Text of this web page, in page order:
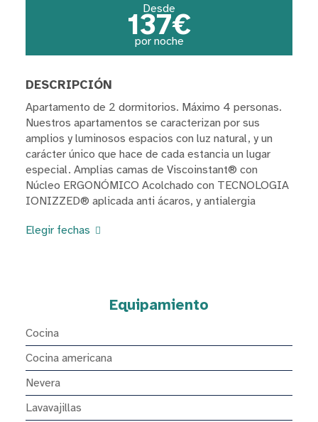
Desde
137€
por noche
DESCRIPCIÓN
Apartamento de 2 dormitorios. Máximo 4 personas.
Nuestros apartamentos se caracterizan por sus
amplios y luminosos espacios con luz natural, y un
carácter único que hace de cada estancia un lugar
especial. Amplias camas de Viscoinstant® con
Núcleo ERGONÓMICO Acolchado con TECNOLOGIA
IONIZZED® aplicada anti ácaros, y antialergia
Elegir fechas
Equipamiento
Cocina
Cocina americana
Nevera
Lavavajillas